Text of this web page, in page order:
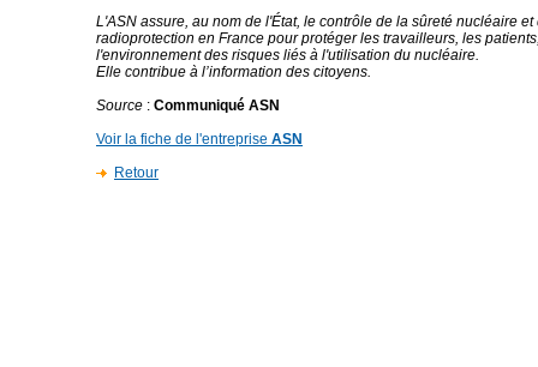
L'ASN assure, au nom de l'État, le contrôle de la sûreté nucléaire et
radioprotection en France pour protéger les travailleurs, les
l'environnement des risques liés à l'utilisation du nucléaire.
Elle contribue à l’information des citoyens.
Source : Communiqué ASN
Voir la fiche de l'entreprise ASN
Retour